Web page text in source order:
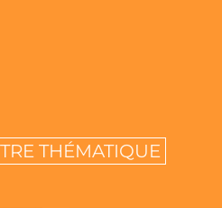
THÉMATIQUE